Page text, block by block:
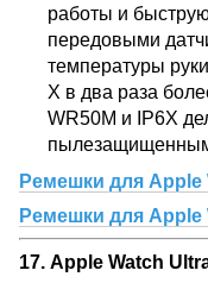
работы и
передовыми
температуры
X в два раза
WR50M и IP6X
Ремешки для Apple
Ремешки для Apple
17. Apple Watch